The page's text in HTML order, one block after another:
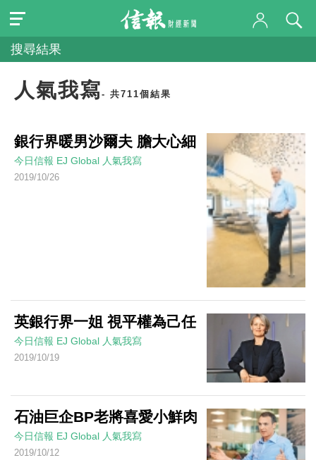
搜尋結果
人氣我寫- 共711個結果
銀行界暖男沙爾夫 膽大心細
今日信報 EJ Global 人氣我寫
2019/10/26
英銀行界一姐 視平權為己任
今日信報 EJ Global 人氣我寫
2019/10/19
石油巨企BP老將喜愛小鮮肉
今日信報 EJ Global 人氣我寫
2019/10/12